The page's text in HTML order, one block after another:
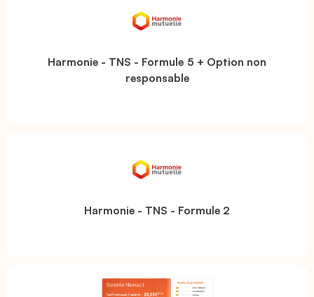
Harmonie - TNS - Formule 5 + Option non
responsable
Harmonie - TNS - Formule 2